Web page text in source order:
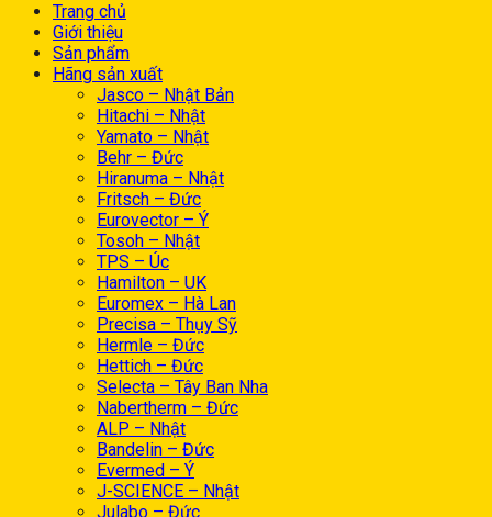
Trang chủ
Giới thiệu
Sản phẩm
Hãng sản xuất
Jasco – Nhật Bản
Hitachi – Nhật
Yamato – Nhật
Behr – Đức
Hiranuma – Nhật
Fritsch – Đức
Eurovector – Ý
Tosoh – Nhật
TPS – Úc
Hamilton – UK
Euromex – Hà Lan
Precisa – Thụy Sỹ
Hermle – Đức
Hettich – Đức
Selecta – Tây Ban Nha
Nabertherm – Đức
ALP – Nhật
Bandelin – Đức
Evermed – Ý
J-SCIENCE – Nhật
Julabo – Đức